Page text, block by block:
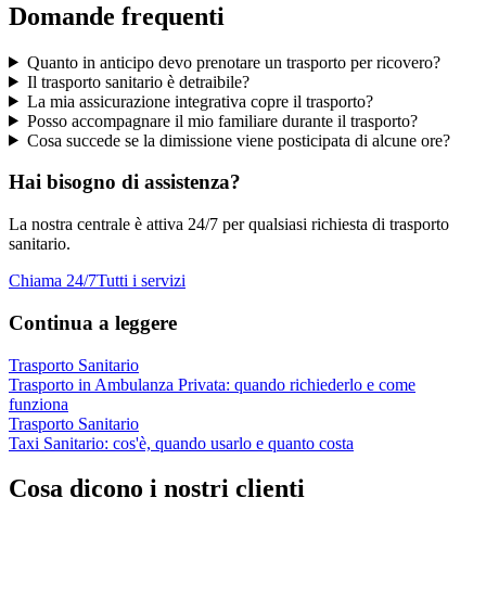
Domande frequenti
Quanto in anticipo devo prenotare un trasporto per ricovero?
Il trasporto sanitario è detraibile?
La mia assicurazione integrativa copre il trasporto?
Posso accompagnare il mio familiare durante il trasporto?
Cosa succede se la dimissione viene posticipata di alcune ore?
Hai bisogno di assistenza?
La nostra centrale è attiva 24/7 per qualsiasi richiesta di trasporto
sanitario.
Chiama 24/7Tutti i servizi
Continua a leggere
Trasporto Sanitario
Trasporto in Ambulanza Privata: quando richiederlo e come
funziona
Trasporto Sanitario
Taxi Sanitario: cos'è, quando usarlo e quanto costa
Cosa dicono i nostri clienti